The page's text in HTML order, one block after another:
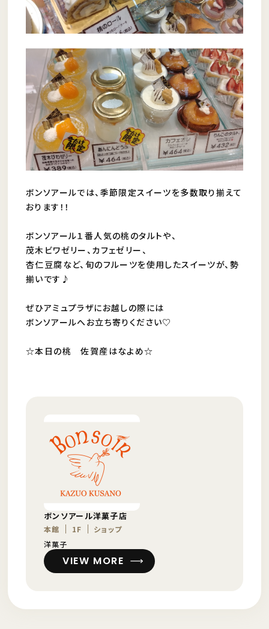
ボンソアールでは、季節限定スイーツを多数取り揃えて
おります！！
ボンソアール１番人気の桃のタルトや、
茂木ビワゼリー、カフェゼリー、
杏仁豆腐など、旬のフルーツを使用したスイーツが、勢
揃いです♪
ぜひアミュプラザにお越しの際には
ボンソアールへお立ち寄りください♡
☆本日の桃 佐賀産はなよめ☆
ボンソアール洋菓子店
本館 1F
ショップ
洋菓子
VIEW MORE